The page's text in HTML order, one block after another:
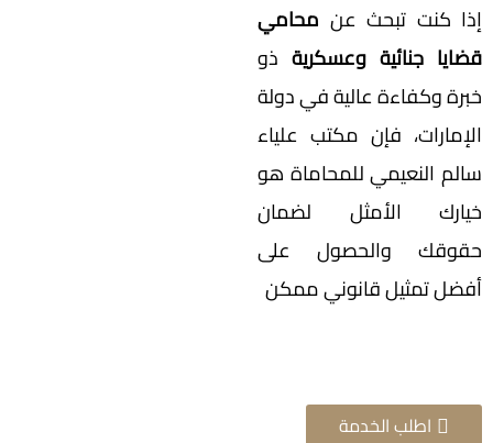
إذا كنت تبحث عن محامي
قضايا جنائية وعسكرية ذو
خبرة وكفاءة عالية في دولة
الإمارات، فإن مكتب علياء
سالم النعيمي للمحاماة هو
خيارك الأمثل لضمان
حقوقك والحصول على
أفضل تمثيل قانوني ممكن
اطلب الخدمة